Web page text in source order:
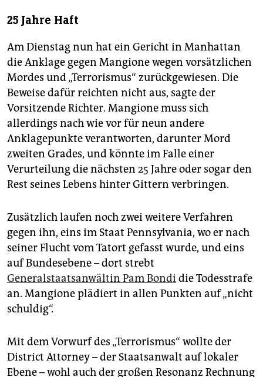
25 Jahre Haft
Am Dienstag nun hat ein Gericht in Manhattan
die Anklage gegen Mangione wegen vorsätzlichen
Mordes und „Terrorismus“ zurückgewiesen. Die
Beweise dafür reichten nicht aus, sagte der
Vorsitzende Richter. Mangione muss sich
allerdings nach wie vor für neun andere
Anklagepunkte verantworten, darunter Mord
zweiten Grades, und könnte im Falle einer
Verurteilung die nächsten 25 Jahre oder sogar den
Rest seines Lebens hinter Gittern verbringen.
Zusätzlich laufen noch zwei weitere Verfahren
gegen ihn, eins im Staat Pennsylvania, wo er nach
seiner Flucht vom Tatort gefasst wurde, und eins
auf Bundesebene – dort strebt
Generalstaatsanwältin Pam Bondidie Todesstrafe
an. Mangione plädiert in allen Punkten auf „nicht
schuldig“.
Mit dem Vorwurf des „Terrorismus“ wollte der
District Attorney – der Staatsanwalt auf lokaler
Ebene – wohl auch der großen Resonanz Rechnung